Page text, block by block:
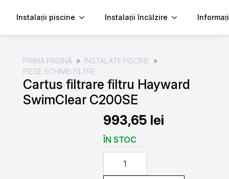
Instalații piscine Instalații încălzire
PRIMA PAGINĂ
INSTALAȚII PISCINE
PIESE SCHIMB FILTRE
Cartus filtrare filtru Hayward
SwimClear C200SE
993,65 lei
ÎN STOC
Cantitate
Cartus